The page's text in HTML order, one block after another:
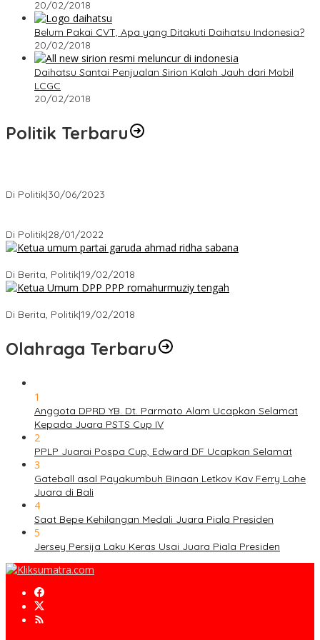
20/02/2018
Belum Pakai CVT, Apa yang Ditakuti Daihatsu Indonesia?
20/02/2018
Daihatsu Santai Penjualan Sirion Kalah Jauh dari Mobil
LCGC
20/02/2018
Politik Terbaru
Di Politik|30/06/2023
Di Politik|28/01/2022
Di Berita, Politik|19/02/2018
Di Berita, Politik|19/02/2018
Olahraga Terbaru
1
Anggota DPRD YB. Dt. Parmato Alam Ucapkan Selamat
Kepada Juara PSTS Cup IV
2
PPLP Juarai Pospa Cup, Edward DF Ucapkan Selamat
3
Gateball asal Payakumbuh Binaan Letkov Kav Ferry Lahe
Juara di Bali
4
Saat Bepe Kehilangan Medali Juara Piala Presiden
5
Jersey Persija Laku Keras Usai Juara Piala Presiden